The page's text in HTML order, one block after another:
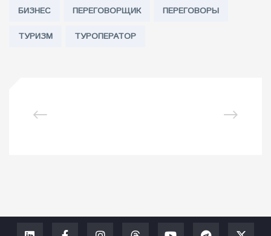
Tags:
БИЗНЕС ПЕРЕГОВОРЩИК ПЕРЕГОВОРЫ
ТУРИЗМ ТУРОПЕРАТОР